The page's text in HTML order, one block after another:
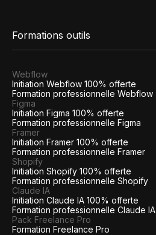
Formations outils
Webflow
Initiation Webflow 100% offerte
Formation professionnelle Webflow
Figma
Initiation Figma 100% offerte
Formation professionnelle Figma
Framer
Initiation Framer 100% offerte
Formation professionnelle Framer
Shopify
Initiation Shopify 100% offerte
Formation professionnelle Shopify
Claude IA
Initiation Claude IA 100% offerte
Formation professionnelle Claude IA
Pack Freelance Pro
Formation Freelance Pro